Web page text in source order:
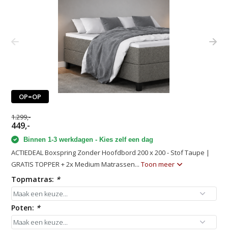
OP=OP
1.299,-
449,-
Binnen 1-3 werkdagen - Kies zelf een dag
ACTIEDEAL Boxspring Zonder Hoofdbord 200 x 200 - Stof Taupe |
GRATIS TOPPER + 2x Medium Matrassen...Toon meer
Topmatras: *
Poten: *